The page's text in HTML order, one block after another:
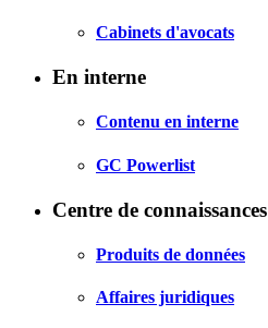
Cabinets d'avocats
En interne
Contenu en interne
GC Powerlist
Centre de connaissances
Produits de données
Affaires juridiques